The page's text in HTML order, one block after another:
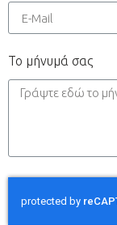
Το μήνυμά σας